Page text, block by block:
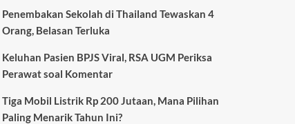
Penembakan Sekolah di Thailand Tewaskan 4
Orang, Belasan Terluka
Keluhan Pasien BPJS Viral, RSA UGM Periksa
Perawat soal Komentar
Tiga Mobil Listrik Rp 200 Jutaan, Mana Pilihan
Paling Menarik Tahun Ini?